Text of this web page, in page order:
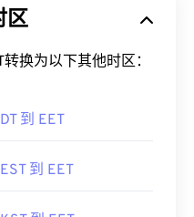
区
换为以下其他时区：
到 EET
到 EET